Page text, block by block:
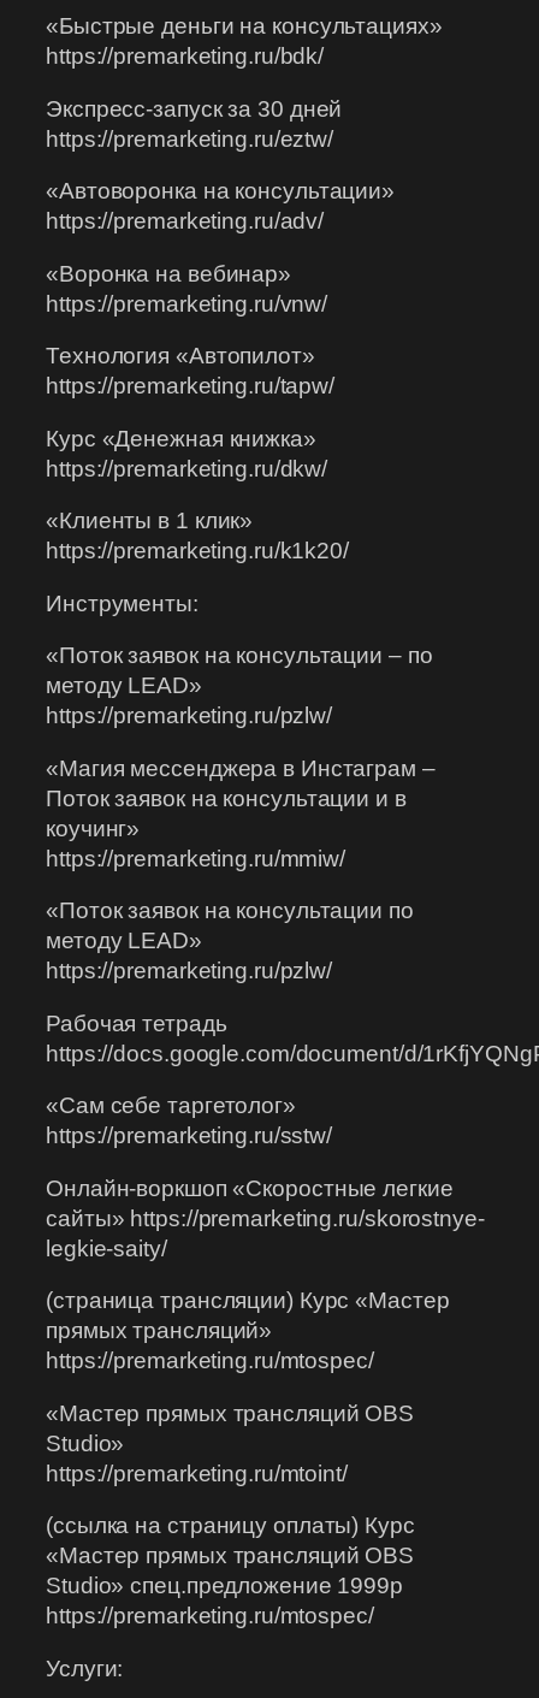
«Быстрые деньги на консультациях»
https://premarketing.ru/bdk/
Экспресс-запуск за 30 дней
https://premarketing.ru/eztw/
«Автоворонка на консультации»
https://premarketing.ru/adv/
«Воронка на вебинар»
https://premarketing.ru/vnw/
Технология «Автопилот»
https://premarketing.ru/tapw/
Курс «Денежная книжка»
https://premarketing.ru/dkw/
«Клиенты в 1 клик»
https://premarketing.ru/k1k20/
Инструменты:
«Поток заявок на консультации – по
методу LEAD»
https://premarketing.ru/pzlw/
«Магия мессенджера в Инстаграм –
Поток заявок на консультации и в
коучинг»
https://premarketing.ru/mmiw/
«Поток заявок на консультации по
методу LEAD»
https://premarketing.ru/pzlw/
Рабочая тетрадь
https://docs.google.com/document/d/
«Сам себе таргетолог»
https://premarketing.ru/sstw/
Онлайн-воркшоп «Скоростные легкие
сайты» https://premarketing.ru/skorostnye-
legkie-saity/
(страница трансляции) Курс «Мастер
прямых трансляций»
https://premarketing.ru/mtospec/
«Мастер прямых трансляций OBS
Studio»
https://premarketing.ru/mtoint/
(ссылка на страницу оплаты) Курс
«Мастер прямых трансляций OBS
Studio» спец.предложение 1999р
https://premarketing.ru/mtospec/
Услуги: